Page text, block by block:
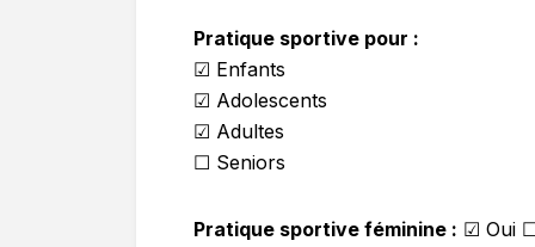
Pratique sportive pour :
☑ Enfants
☑ Adolescents
☑ Adultes
☐ Seniors
Pratique sportive féminine : ☑ Oui